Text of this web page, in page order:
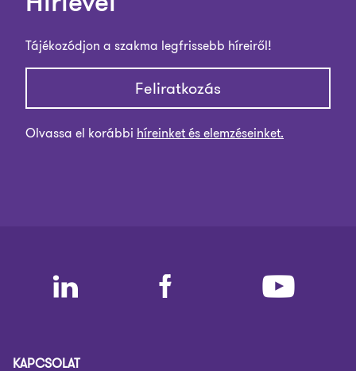
Tájékozódjon a szakma legfrissebb híreiről!
Feliratkozás
Olvassa el korábbi híreinket és elemzéseinket.
KAPCSOLAT